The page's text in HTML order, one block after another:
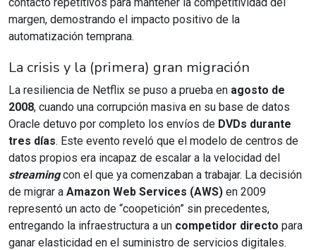
margen, demostrando el impacto positivo de la
automatización temprana.
La crisis y la (primera) gran migración
La resiliencia de Netflix se puso a prueba en agosto de
2008, cuando una corrupción masiva en su base de datos
Oracle detuvo por completo los envíos de DVDs durante
tres días. Este evento reveló que el modelo de centros de
datos propios era incapaz de escalar a la velocidad del
streamingcon el que ya comenzaban a trabajar. La decisión
de migrar a Amazon Web Services (AWS) en 2009
representó un acto de “coopetición” sin precedentes,
entregando la infraestructura a un competidor directo para
ganar elasticidad en el suministro de servicios digitales.